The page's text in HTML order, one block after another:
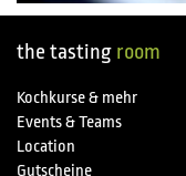
the tasting room
Kochkurse & mehr
Events & Teams
Location
Gutscheine